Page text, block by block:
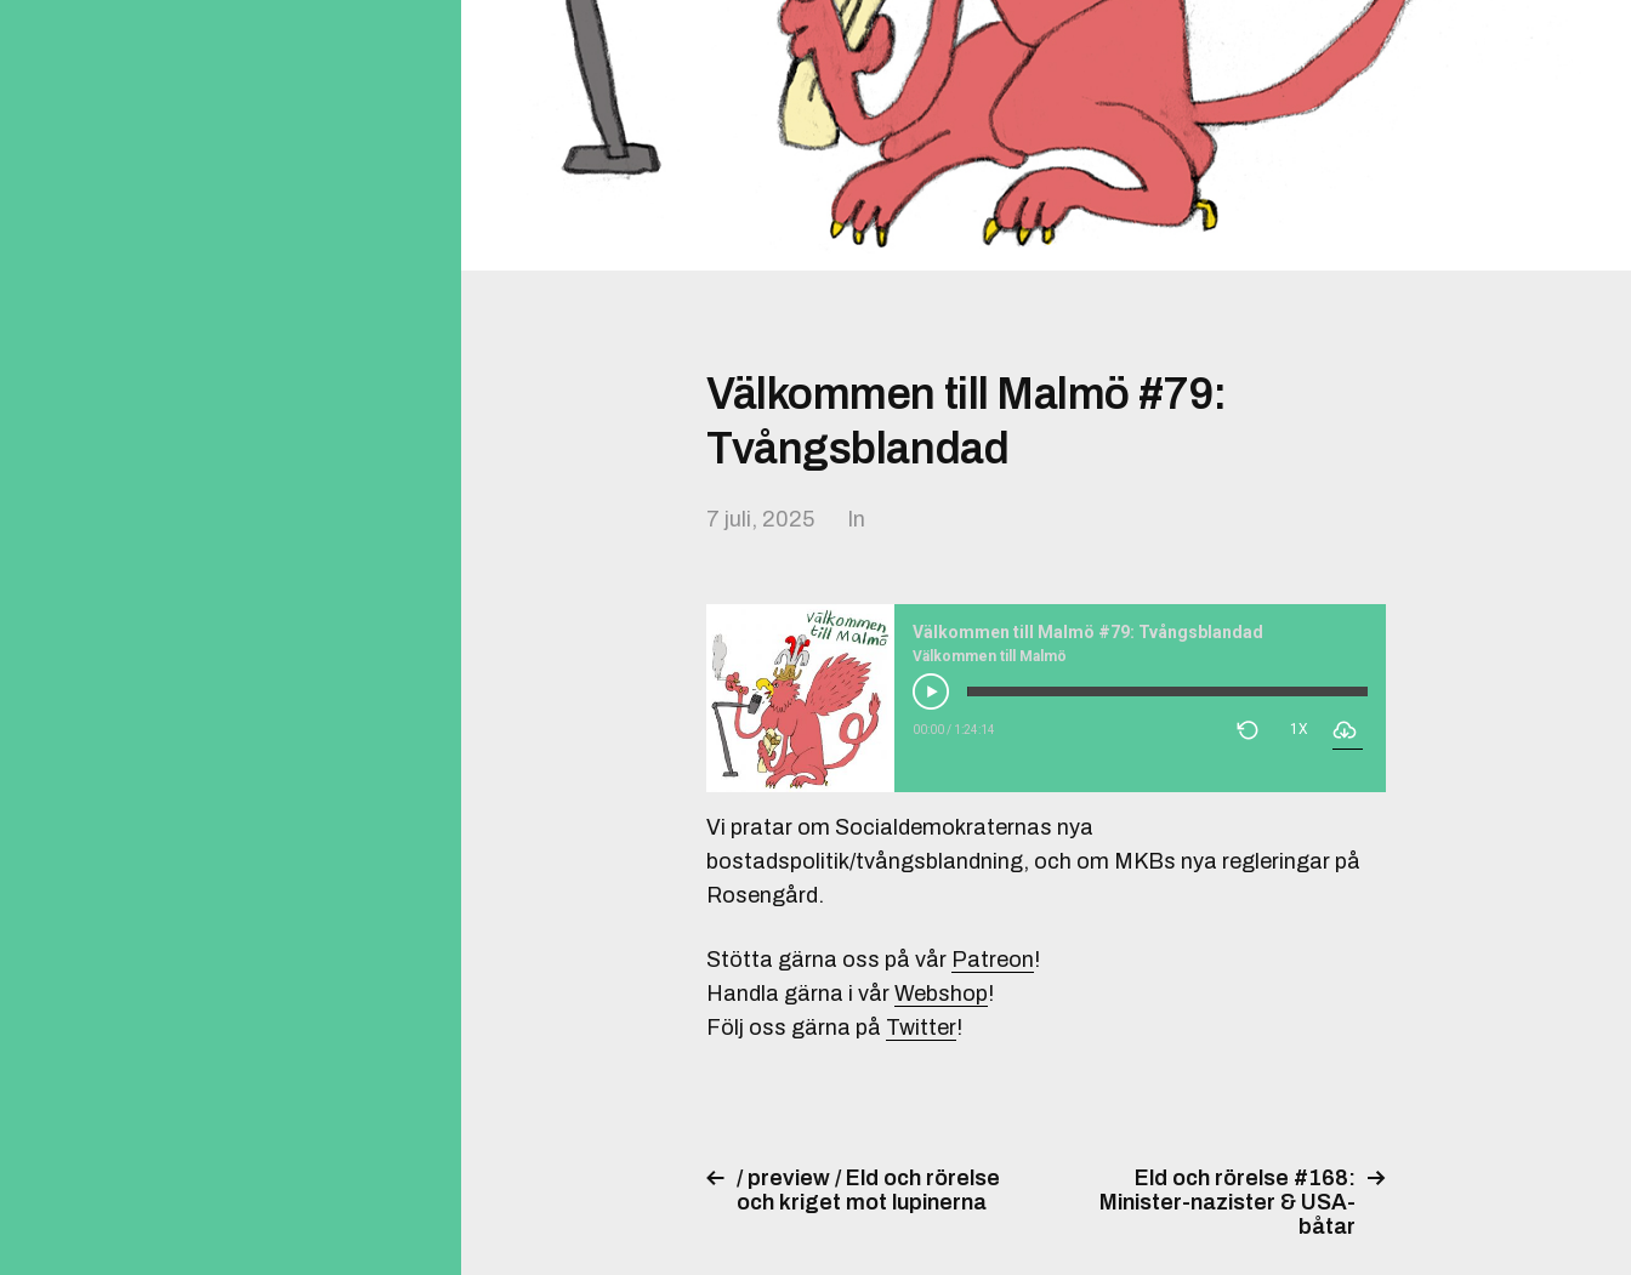
Välkommen till Malmö #79:
Tvångsblandad
7 juli, 2025 In
Välkommen till Malmö #79: Tvångsblandad
Välkommen till Malmö
00:00/ 1:24:14 1X
Vi pratar om Socialdemokraternas nya
bostadspolitik/tvångsblandning, och om MKBs nya regleringar på
Rosengård.
Stötta gärna oss på vår Patreon!
Handla gärna i vår Webshop!
Följ oss gärna på Twitter!
/ preview / Eld och rörelse
och kriget mot lupinerna
Eld och rörelse #168:
Minister-nazister & USA-
båtar